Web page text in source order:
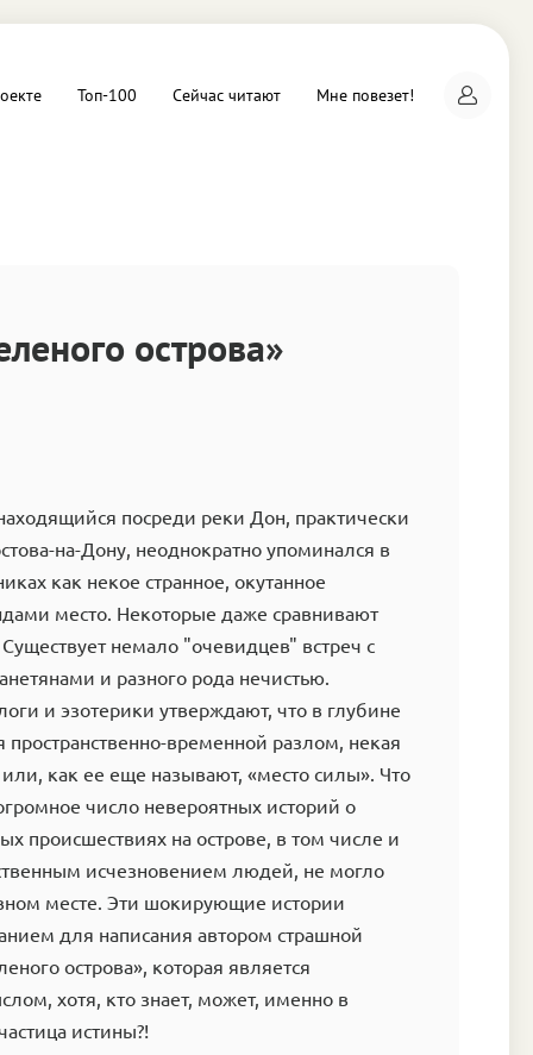
Топ-100 Сейчас читают Мне повезет!
острова»
посреди реки Дон, практически
на-Дону, неоднократно упоминался в
как некое странное, окутанное
место. Некоторые даже сравнивают
немало "очевидцев" встреч с
и разного рода нечистью.
и эзотерики утверждают, что в глубине
пространственно-временной разлом, некая
как ее еще называют, «место силы». Что
число невероятных историй о
происшествиях на острове, в том числе и
исчезновением людей, не могло
месте. Эти шокирующие истории
для написания автором страшной
острова», которая является
хотя, кто знает, может, именно в
истины?!